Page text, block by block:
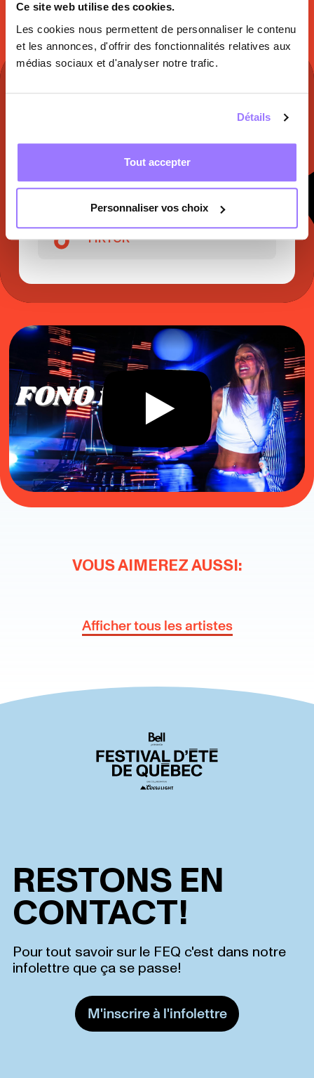
Ce site web utilise des cookies.
Les cookies nous permettent de personnaliser le contenu
et les annonces, d'offrir des fonctionnalités relatives aux
médias sociaux et d'analyser notre trafic.
Détails
Tout accepter
Personnaliser vos choix
À DÉCOUVRIR SUR
Facebook
Instagram
TikTok
VOUS AIMEREZ AUSSI:
Afficher tous les artistes
RESTONS EN
CONTACT!
Pour tout savoir sur le FEQ c'est dans notre
infolettre que ça se passe!
M'inscrire à l'infolettre